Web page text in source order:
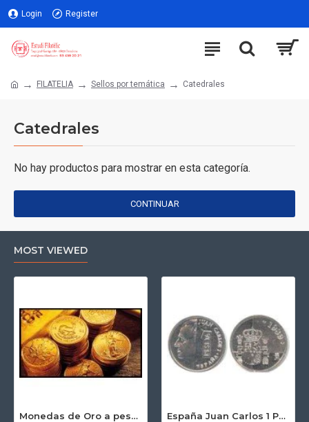
Login Register
FILATELIA Sellos por temática Catedrales
Catedrales
No hay productos para mostrar en esta categoría.
CONTINUAR
MOST VIEWED
Monedas de Oro a peso por gramos al precio del día + 2,5% Au
España Juan Carlos 1 Peseta JC 1989 Madrid ND